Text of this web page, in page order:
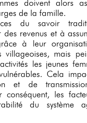
doivent alors
de la famille.
du savoir
revenus et à
à leur
villageoises, mais
les jeunes
Cela
et de
conséquent, les
du système